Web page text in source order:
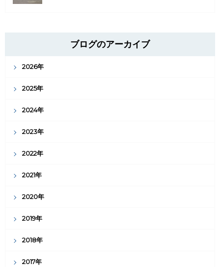
ブログのアーカイブ
2026年
2025年
2024年
2023年
2022年
2021年
2020年
2019年
2018年
2017年